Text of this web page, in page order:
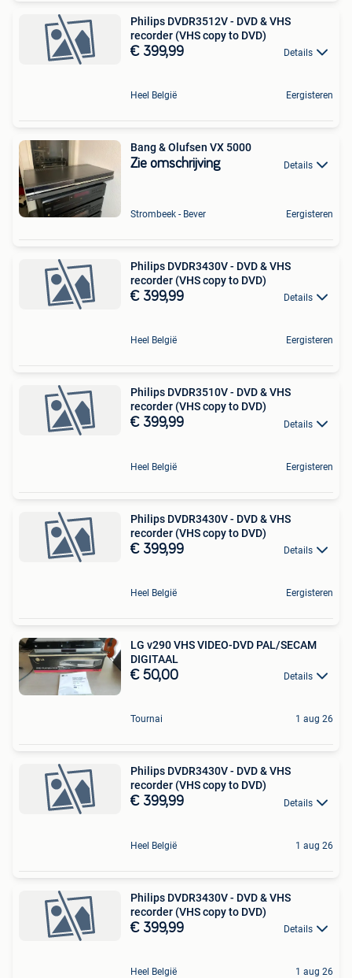
Philips DVDR3512V - DVD & VHS
recorder (VHS copy to DVD)
€ 399,99 Details
Heel België Eergisteren
Bang & Olufsen VX 5000
Zie omschrijving Details
Strombeek - Bever Eergisteren
Philips DVDR3430V - DVD & VHS
recorder (VHS copy to DVD)
€ 399,99 Details
Heel België Eergisteren
Philips DVDR3510V - DVD & VHS
recorder (VHS copy to DVD)
€ 399,99 Details
Heel België Eergisteren
Philips DVDR3430V - DVD & VHS
recorder (VHS copy to DVD)
€ 399,99 Details
Heel België Eergisteren
LG v290 VHS VIDEO-DVD PAL/SECAM
DIGITAAL
€ 50,00 Details
Tournai 1 aug 26
Philips DVDR3430V - DVD & VHS
recorder (VHS copy to DVD)
€ 399,99 Details
Heel België 1 aug 26
Philips DVDR3430V - DVD & VHS
recorder (VHS copy to DVD)
€ 399,99 Details
Heel België 1 aug 26